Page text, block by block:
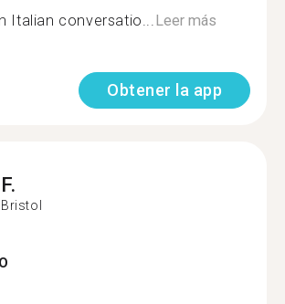
Italian conversatio...Leer más
Obtener la app
F.
Bristol